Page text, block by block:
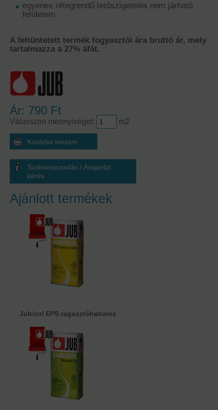
egyenes rétegrendű tetőszigetelés nem járható
felületein
A feltüntetett termék fogyasztói ára bruttó ár, mely
tartalmazza a 27% áfát.
Ár: 790 Ft
Válasszon mennyiséget: m2
Szaktanácsadás / Árajánlat
kérés
Ajánlott termékek
Jubizol EPS ragasztóhabarcs